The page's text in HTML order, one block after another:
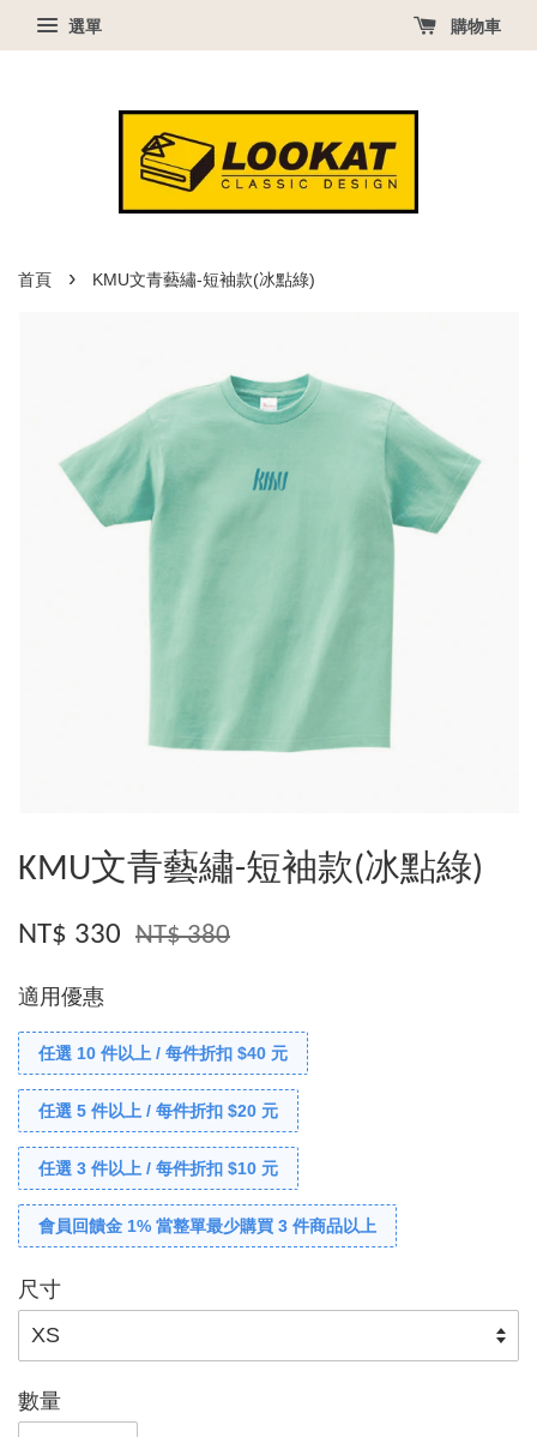
選單 購物車
首頁 › KMU文青藝繡-短袖款(冰點綠)
KMU文青藝繡-短袖款(冰點綠)
NT$ 330 NT$ 380
適用優惠
任選 10 件以上 / 每件折扣 $40 元
任選 5 件以上 / 每件折扣 $20 元
任選 3 件以上 / 每件折扣 $10 元
會員回饋金 1% 當整單最少購買 3 件商品以上
尺寸
數量